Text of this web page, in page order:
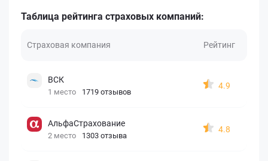
Таблица рейтинга страховых компаний:
Страховая компания Рейтинг
ВСК
1 место 1719 отзывов
4.9
АльфаСтрахование
2 место 1303 отзыва
4.8